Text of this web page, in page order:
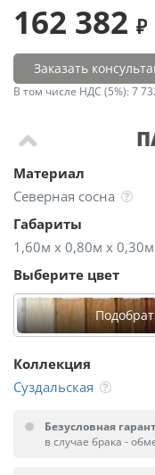
Материал
Северная сосна
Габариты
1,60м х 0,80м х 0,30м
Выберите цвет
Коллекция
Суздальская
162 382
Заказать
В том числе НДС (5%): 7
Безусловная
в случае брака -